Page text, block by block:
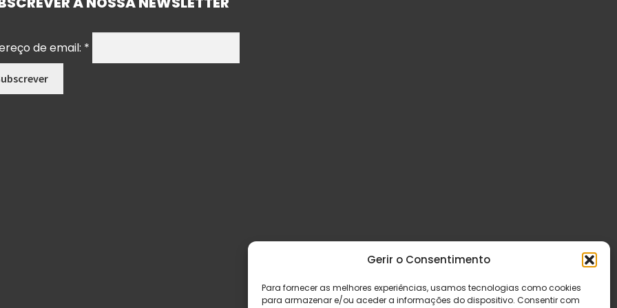
Gerir o Consentimento
Para fornecer as melhores experiências, usamos tecnologias como cookies
para armazenar e/ou aceder a informações do dispositivo. Consentir com
de email: *